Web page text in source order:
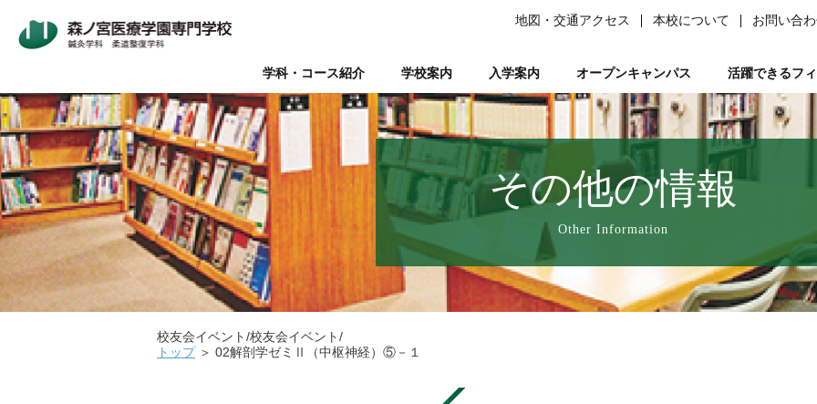
地図・交通アクセス 本校について お問い合
学科・コース紹介
Wライセンス制度（鍼灸師+柔道整復師） 鍼灸学科 柔道整復学科 柔整トレーナ
学校案内
本校について 『臨床の森ノ宮』と呼ばれる理由 校長あいさつ 鍼灸学科 講師紹
データで見る森ノ宮 動画で知る森ノ宮 森ノ宮の医療×スポーツ スポーツ臨床セ
医療の総合学園 【森ノ宮医療学園】のご紹介 はりきゅう
入学案内
入学案内 AO入試 スポーツ特別AO入試 柔道特別AO入試 公募推薦入試
社会人推薦入試 医療人入試 在校生・卒業生入試 学費・奨学金
オープンキャンパス
オープンキャンパス 平日ミニオープンキャンパス AO入試対策講座
活躍できるフ
鍼灸師とは 美容鍼とは 柔道整復師とは スポーツトレーナーとは 柔道
柔道整復師と理学療法士の違い 女性必見！一緒にめざそモリジョ。
在校生・卒業生の声 学生サポート 学習サポート【学びを支える】 国試サポー
キャリアサポート【就職・開業を支える】 卒業後のサポート【卒業後の活躍を支える】
学生のための保育園【みどりの風保育園】
Wライセンス制度 パーソナルトレーナー資格取得講座 アロマコーディネーター資格取
新着情報 Q&A（よくある質問） 研究活動 フリー冊子【ここ＋から(PLUS)】
情報の公表 関係団体ページ お問い合わせ
その他の情報
Other Information
校友会イベント/校友会イベント/
トップ＞ 02解剖学ゼミⅡ（中枢神経）⑤－１